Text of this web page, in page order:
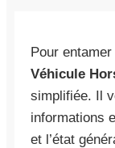
Pour
Véhicule
simplifiée. Il
informations
et l’état